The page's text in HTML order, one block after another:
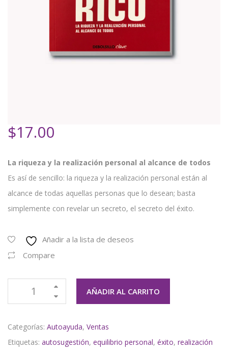
$17.00
La riqueza y la realización personal al alcance de todos
Es así de sencillo: la riqueza y la realización personal están al
alcance de todas aquellas personas que lo desean; basta
simplemente con revelar un secreto, el secreto del éxito.
Añadir a la lista de deseos
Compare
AÑADIR AL CARRITO
Categorías: Autoayuda, Ventas
Etiquetas: autosugestión, equilibrio personal, éxito, realización